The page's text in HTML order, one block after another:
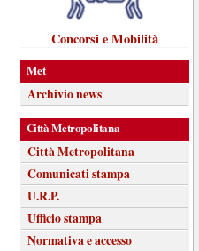
Concorsi e Mobilità
Met
Archivio news
Città Metropolitana
Città Metropolitana
Comunicati stampa
U.R.P.
Ufficio stampa
Normativa e accesso